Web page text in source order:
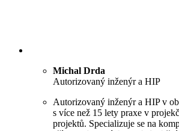
Michal Drda
Autorizovaný inženýr a HIP
Autorizovaný inženýr a HIP v
s více než 15 lety praxe v
projektů. Specializuje se na